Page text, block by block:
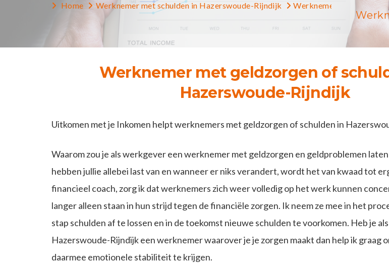
Home Werknemer met schulden in Hazerswoude-Rijndijk Werknemer met
Werknemer met geldzorgen of
Hazerswoude-Rijndijk
Uitkomen met je Inkomen helpt werknemers met geldzorgen of schulden in
Waarom zou je als werkgever een werknemer met geldzorgen en geldproblemen
hebben jullie allebei last van en wanneer er niks verandert, wordt het van kwaad tot
financieel coach, zorg ik dat werknemers zich weer volledig op het werk kunnen
langer alleen staan in hun strijd tegen de financiële zorgen. Ik neem ze mee in het
stap schulden af te lossen en in de toekomst nieuwe schulden te voorkomen. Heb je
Hazerswoude-Rijndijk een werknemer waarover je je zorgen maakt dan help ik graag
daarmee emotionele stabiliteit te krijgen.